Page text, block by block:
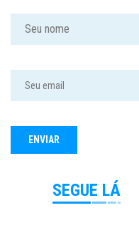
SEGUE LÁ